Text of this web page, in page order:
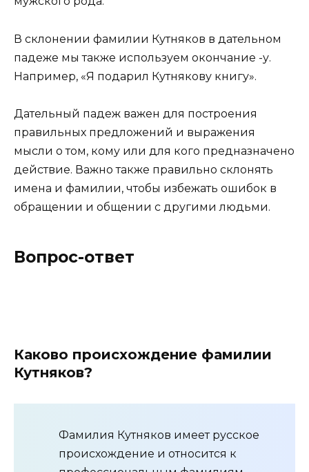
В склонении фамилии Кутняков в дательном
падеже мы также используем окончание -у.
Например, «Я подарил Кутнякову книгу».
Дательный падеж важен для построения
правильных предложений и выражения
мысли о том, кому или для кого предназначено
действие. Важно также правильно склонять
имена и фамилии, чтобы избежать ошибок в
обращении и общении с другими людьми.
Вопрос-ответ
Каково происхождение фамилии
Кутняков?
Фамилия Кутняков имеет русское
происхождение и относится к